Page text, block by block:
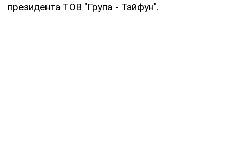
президента ТОВ "Група - Тайфун".